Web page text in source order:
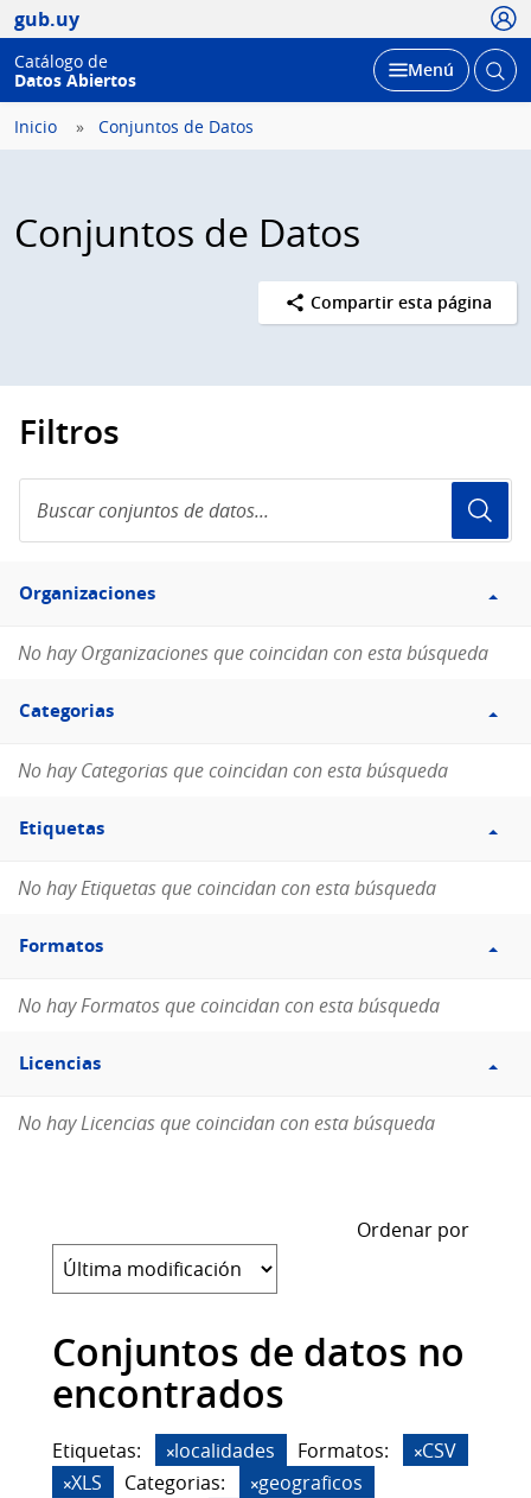
gub.uy
Catálogo de
Datos Abiertos
Desplegar
Menú Abrir
Inicio Conjuntos de Datos
Conjuntos de Datos
Compartir esta página
Filtros
conjuntos
de
Filtro
Organizaciones
Organizaciones
No hay Organizaciones que coincidan con esta búsqueda
Filtro
Categorias
Categorias
No hay Categorias que coincidan con esta búsqueda
Filtro
Etiquetas
Etiquetas
No hay Etiquetas que coincidan con esta búsqueda
Filtro
Formatos
Formatos
No hay Formatos que coincidan con esta búsqueda
Filtro
Licencias
Licencias
No hay Licencias que coincidan con esta búsqueda
Ordenar por
Conjuntos de datos no
encontrados
Etiquetas: localidades Formatos:
CSV
XLS
Categorias:
geograficos